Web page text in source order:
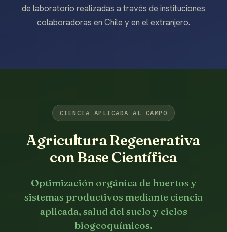
de laboratorio realizadas a través de instituciones
colaboradoras en Chile y en el extranjero.
CIENCIA APLICADA AL CAMPO
Agricultura Regenerativa
con Base Científica
Optimización orgánica de huertos y
sistemas productivos mediante ciencia
aplicada, salud del suelo y ciclos
biogeoquímicos.